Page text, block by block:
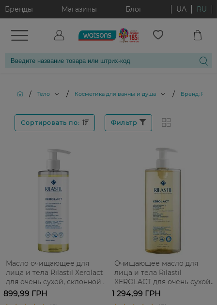
Бренды Магазины Блог UA RU
/ Тело / Косметика для ванны и душа / Бренд:
Сортировать по: Фильтр
Масло очищающее для
лица и тела Rilastil Xerolact
для очень сухой, склонной к
раздражениям и атопии
кожи 750 мл
899,99 ГРН
Очищающее масло для
лица и тела Rilastil
XEROLACT для очень сухой,
склонной к раздражениям
и атопии кожи, 1000 мл
1 294,99 ГРН